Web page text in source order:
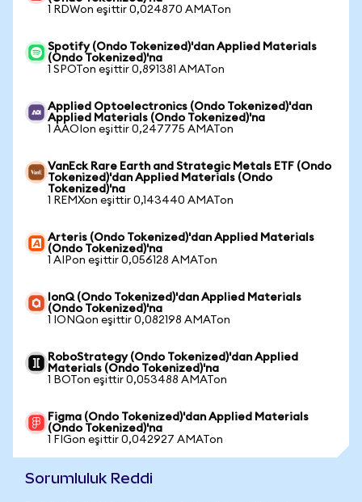
1 RDWon eşittir 0,024870 AMATon
Spotify (Ondo Tokenized)'dan Applied Materials
(Ondo Tokenized)'na
1 SPOTon eşittir 0,891381 AMATon
Applied Optoelectronics (Ondo Tokenized)'dan
Applied Materials (Ondo Tokenized)'na
1 AAOIon eşittir 0,247775 AMATon
VanEck Rare Earth and Strategic Metals ETF (Ondo
Tokenized)'dan Applied Materials (Ondo
Tokenized)'na
1 REMXon eşittir 0,143440 AMATon
Arteris (Ondo Tokenized)'dan Applied Materials
(Ondo Tokenized)'na
1 AIPon eşittir 0,056128 AMATon
IonQ (Ondo Tokenized)'dan Applied Materials
(Ondo Tokenized)'na
1 IONQon eşittir 0,082198 AMATon
RoboStrategy (Ondo Tokenized)'dan Applied
Materials (Ondo Tokenized)'na
1 BOTon eşittir 0,053488 AMATon
Figma (Ondo Tokenized)'dan Applied Materials
(Ondo Tokenized)'na
1 FIGon eşittir 0,042927 AMATon
Sorumluluk Reddi